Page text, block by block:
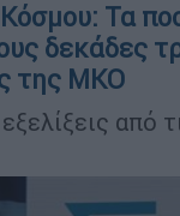
Τα
δεκάδες
της ΜΚΟ
από